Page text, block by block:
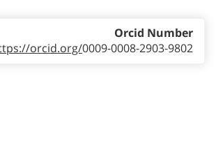
orcid.org/0009-0008-2903-9802
Orcid Number